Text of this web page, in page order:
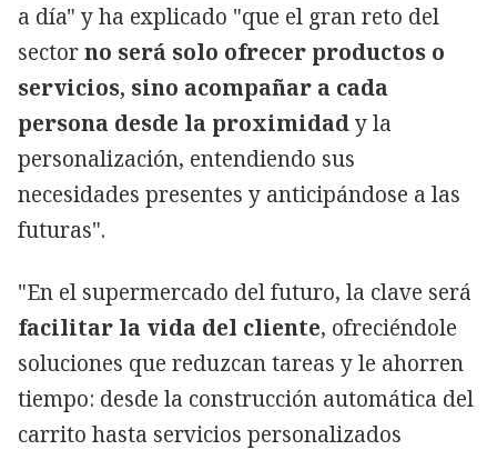
a día" y ha explicado "que el gran reto del
sectorno será solo ofrecer productos o
servicios, sino acompañar a cada
persona desde la proximidady la
personalización, entendiendo sus
necesidades presentes y anticipándose a las
futuras".
"En el supermercado del futuro, la clave será
facilitar la vida del cliente, ofreciéndole
soluciones que reduzcan tareas y le ahorren
tiempo: desde la construcción automática del
carrito hasta servicios personalizados